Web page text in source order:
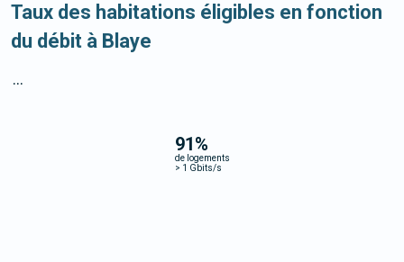
Taux des habitations éligibles en fonction
du débit à Blaye
91%
de logements
> 1 Gbits/s
...